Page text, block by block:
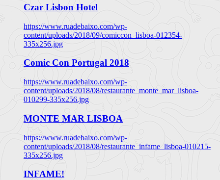
Czar Lisbon Hotel
https://www.ruadebaixo.com/wp-
content/uploads/2018/09/comiccon_lisboa-012354-
335x256.jpg
Comic Con Portugal 2018
https://www.ruadebaixo.com/wp-
content/uploads/2018/08/restaurante_monte_mar_lisboa-
010299-335x256.jpg
MONTE MAR LISBOA
https://www.ruadebaixo.com/wp-
content/uploads/2018/08/restaurante_infame_lisboa-010215-
335x256.jpg
INFAME!